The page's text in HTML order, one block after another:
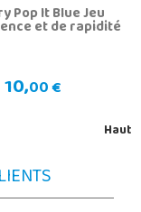
Pop It Blue Jeu
et de rapidité
10,00 €
Haut